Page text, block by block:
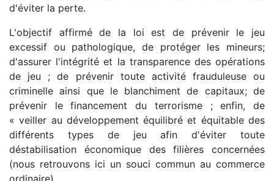
d'éviter la perte.
L'objectif affirmé de la loi est de prévenir le jeu
excessif ou pathologique, de protéger les mineurs;
d'assurer l'intégrité et la transparence des opérations
de jeu ; de prévenir toute activité frauduleuse ou
criminelle ainsi que le blanchiment de capitaux; de
prévenir le financement du terrorisme ; enfin, de
« veiller au développement équilibré et équitable des
différents types de jeu afin d'éviter toute
déstabilisation économique des filières concernées
(nous retrouvons ici un souci commun au commerce
ordinaire).